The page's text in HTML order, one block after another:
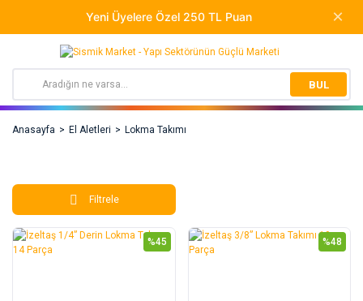
BUL
Anasayfa El Aletleri Lokma Takımı
Filtrele
%45 %48